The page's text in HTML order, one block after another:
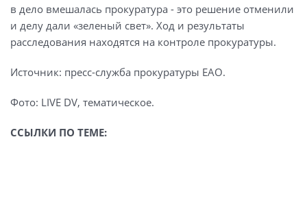
в дело вмешалась прокуратура - это решение отменили
и делу дали «зеленый свет». Ход и результаты
расследования находятся на контроле прокуратуры.
Источник: пресс-служба прокуратуры ЕАО.
Фото: LIVE DV, тематическое.
ССЫЛКИ ПО ТЕМЕ: